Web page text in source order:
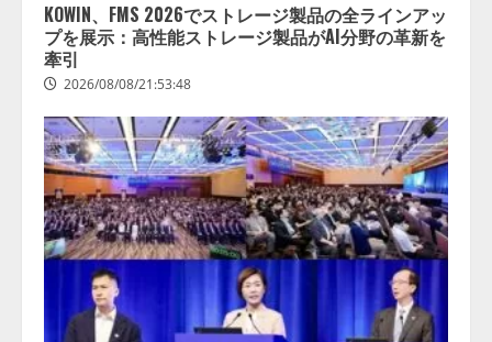
KOWIN、FMS 2026でストレージ製品の全ラインアッ
プを展示：高性能ストレージ製品がAI分野の革新を
牽引
2026/08/08/21:53:48